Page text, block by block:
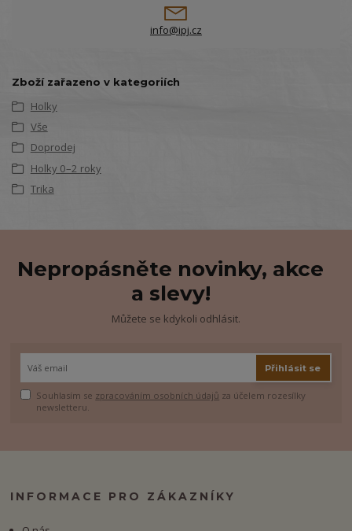
info@ipj.cz
Zboží zařazeno v kategoriích
Holky
Vše
Doprodej
Holky 0–2 roky
Trika
Nepropásněte novinky, akce
a slevy!
Můžete se kdykoli odhlásit.
Přihlásit se
Souhlasím se zpracováním osobních údajů za účelem rozesílky
newsletteru.
INFORMACE PRO ZÁKAZNÍKY